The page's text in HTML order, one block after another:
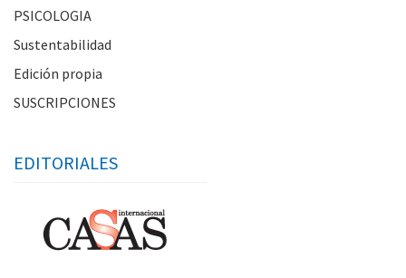
PSICOLOGIA
Sustentabilidad
Edición propia
SUSCRIPCIONES
EDITORIALES